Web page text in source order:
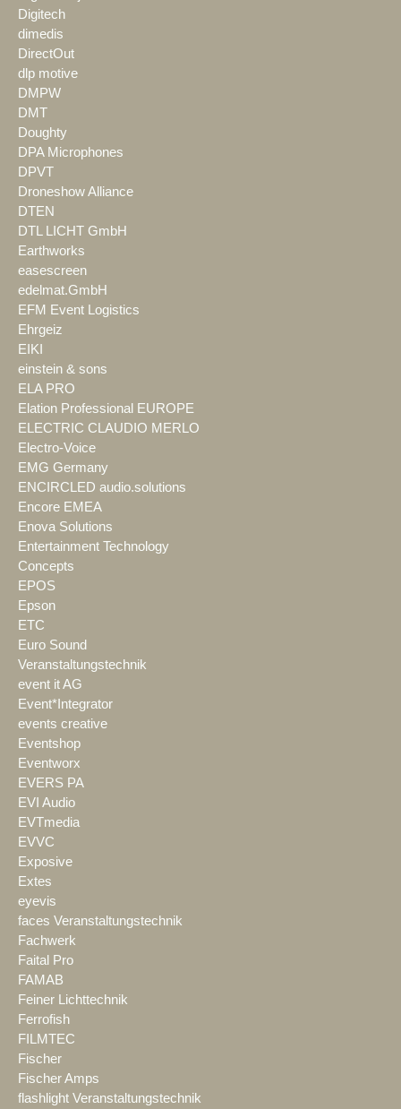
Digitech
dimedis
DirectOut
dlp motive
DMPW
DMT
Doughty
DPA Microphones
DPVT
Droneshow Alliance
DTEN
DTL LICHT GmbH
Earthworks
easescreen
edelmat.GmbH
EFM Event Logistics
Ehrgeiz
EIKI
einstein & sons
ELA PRO
Elation Professional EUROPE
ELECTRIC CLAUDIO MERLO
Electro-Voice
EMG Germany
ENCIRCLED audio.solutions
Encore EMEA
Enova Solutions
Entertainment Technology
Concepts
EPOS
Epson
ETC
Euro Sound
Veranstaltungstechnik
event it AG
Event*Integrator
events creative
Eventshop
Eventworx
EVERS PA
EVI Audio
EVTmedia
EVVC
Exposive
Extes
eyevis
faces Veranstaltungstechnik
Fachwerk
Faital Pro
FAMAB
Feiner Lichttechnik
Ferrofish
FILMTEC
Fischer
Fischer Amps
flashlight Veranstaltungstechnik